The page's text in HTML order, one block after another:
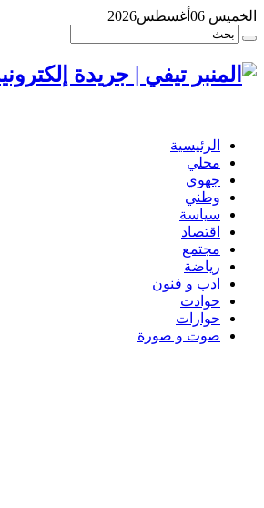
الخميس 06أغسطس2026
الرئيسية
محلي
جهوي
وطني
سياسة
اقتصاد
مجتمع
رياضة
ادب و فنون
حوادت
حوارات
صوت و صورة